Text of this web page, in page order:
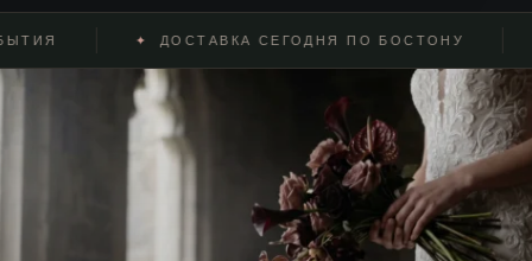
ДОСТАВКА СЕГОДНЯ ПО БОСТОНУ